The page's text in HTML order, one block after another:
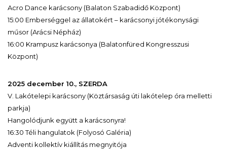
Acro Dance karácsony (Balaton Szabadidő Központ)
15:00 Emberséggel az állatokért – karácsonyi jótékonysági
műsor (Arácsi Népház)
16:00 Krampusz karácsonya (Balatonfüred Kongresszusi
Központ)
2025 december 10., SZERDA
V. Lakótelepi karácsony (Köztársaság úti lakótelep óra melletti
parkja)
Hangolódjunk együtt a karácsonyra!
16:30 Téli hangulatok (Folyosó Galéria)
Adventi kollektív kiállítás megnyitója